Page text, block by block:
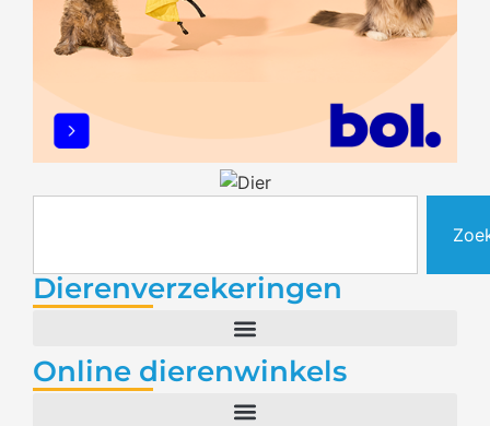
Dierenverzekeringen
Online dierenwinkels